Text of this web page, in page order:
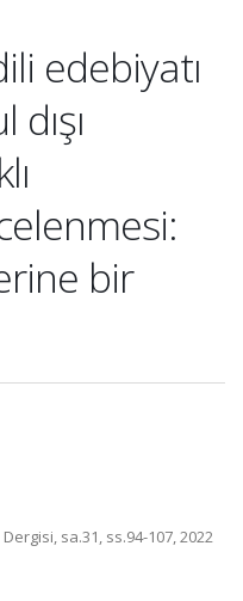
edebiyatı
bir
sa.31, ss.94-107, 2022